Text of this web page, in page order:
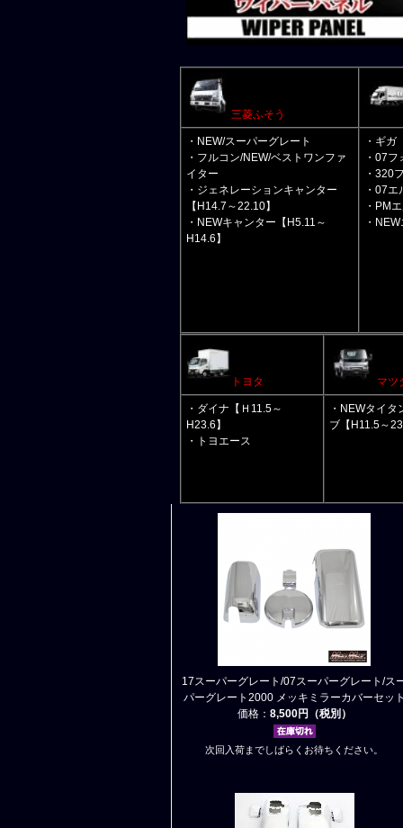
三菱ふそう
・NEW/スーパーグレート
・フルコン/NEW/ベストワンファ
イター
・ジェネレーションキャンター
【H14.7～22.10】
・NEWキャンター【H5.11～
H14.6】
・ギガ
・07
・320
・07
・PM
・
トヨタ マツ
・ダイナ【Ｈ11.5～
H23.6】
・トヨエース
・NEWタイタ
ブ【H11.5～
17スーパーグレート/07スーパーグレート/ス
パーグレート2000 メッキミラーカバーセッ
価格： 8,500円（税別）
次回入荷までしばらくお待ちください。